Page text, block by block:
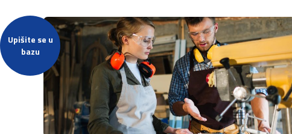
Upišite se u
bazu